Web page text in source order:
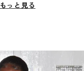
もっと見る